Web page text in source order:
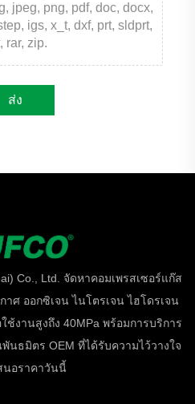
jpeg, png, pdf, doc, docx,
igs, x_t, dxf, prt, sldprt,
rar, zip.
ส่ง
Co., Ltd. จัดหาคอมเพรสเซอร์แก๊ส
ศ ออกซิเจน ไนโตรเจน ไฮโดรเจน
งานสูงถึง 40MPa พร้อมการบริการ
นธมิตร OEM ที่ได้รับความไว้วางใจ
นอราคาวันนี้